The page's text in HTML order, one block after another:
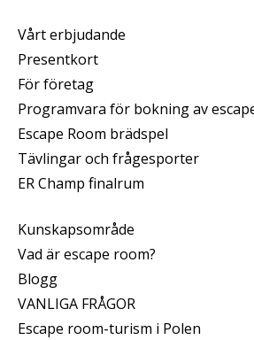
Vårt erbjudande
Presentkort
För företag
Programvara för bokning av
Escape Room brädspel
Tävlingar och frågesporter
ER Champ finalrum
Kunskapsområde
Vad är escape room?
Blogg
VANLIGA FRÅGOR
Escape room-turism i Polen